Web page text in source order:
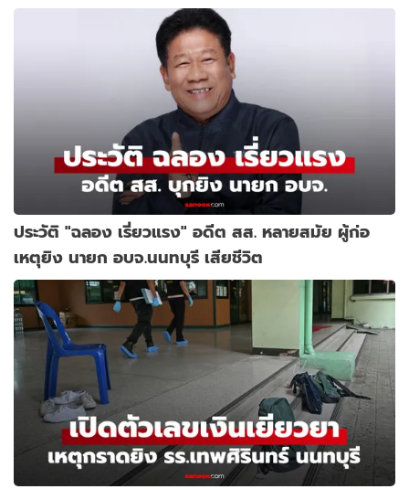
ประวัติ "ฉลอง เรี่ยวแรง" อดีต สส. หลายสมัย ผู้ก่อ
เหตุยิง นายก อบจ.นนทบุรี เสียชีวิต